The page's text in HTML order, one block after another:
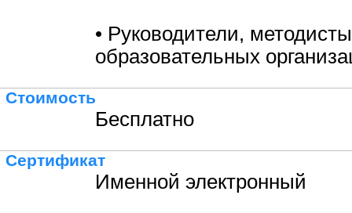
• Руководители,
образовательных
Стоимость
Бесплатно
Сертификат
Именной электронный